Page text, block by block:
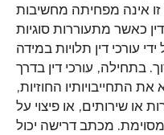
אינה מפחיתה מחשיבות
כאשר מתעוררות סוגיות
עורכי דין תלויות במידה
בתחילה, עורכי דין בדרך
התחייבויותיו החוזיות,
או שירותים, או פיצוי על
מכתב דרישה יכול